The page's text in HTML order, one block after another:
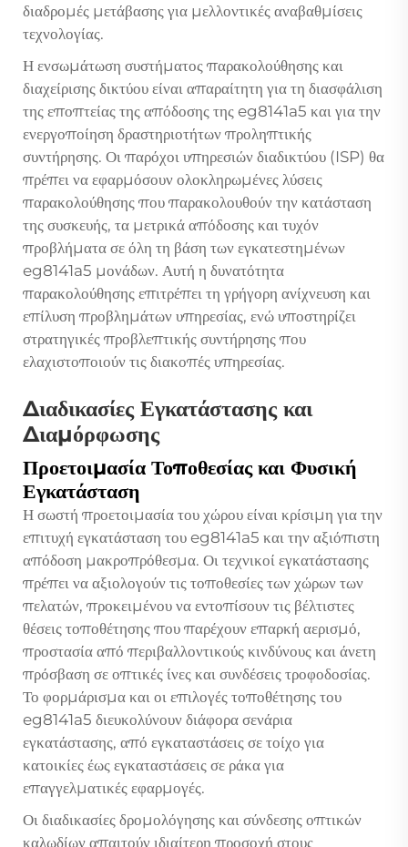
διαδρομές μετάβασης για μελλοντικές αναβαθμίσεις
τεχνολογίας.
Η ενσωμάτωση συστήματος παρακολούθησης και
διαχείρισης δικτύου είναι απαραίτητη για τη διασφάλιση
της εποπτείας της απόδοσης της eg8141a5 και για την
ενεργοποίηση δραστηριοτήτων προληπτικής
συντήρησης. Οι παρόχοι υπηρεσιών διαδικτύου (ISP) θα
πρέπει να εφαρμόσουν ολοκληρωμένες λύσεις
παρακολούθησης που παρακολουθούν την κατάσταση
της συσκευής, τα μετρικά απόδοσης και τυχόν
προβλήματα σε όλη τη βάση των εγκατεστημένων
eg8141a5 μονάδων. Αυτή η δυνατότητα
παρακολούθησης επιτρέπει τη γρήγορη ανίχνευση και
επίλυση προβλημάτων υπηρεσίας, ενώ υποστηρίζει
στρατηγικές προβλεπτικής συντήρησης που
ελαχιστοποιούν τις διακοπές υπηρεσίας.
Διαδικασίες Εγκατάστασης και
Διαμόρφωσης
Προετοιμασία Τοποθεσίας και Φυσική
Εγκατάσταση
Η σωστή προετοιμασία του χώρου είναι κρίσιμη για την
επιτυχή εγκατάσταση του eg8141a5 και την αξιόπιστη
απόδοση μακροπρόθεσμα. Οι τεχνικοί εγκατάστασης
πρέπει να αξιολογούν τις τοποθεσίες των χώρων των
πελατών, προκειμένου να εντοπίσουν τις βέλτιστες
θέσεις τοποθέτησης που παρέχουν επαρκή αερισμό,
προστασία από περιβαλλοντικούς κινδύνους και άνετη
πρόσβαση σε οπτικές ίνες και συνδέσεις τροφοδοσίας.
Το φορμάρισμα και οι επιλογές τοποθέτησης του
eg8141a5 διευκολύνουν διάφορα σενάρια
εγκατάστασης, από εγκαταστάσεις σε τοίχο για
κατοικίες έως εγκαταστάσεις σε ράκα για
επαγγελματικές εφαρμογές.
Οι διαδικασίες δρομολόγησης και σύνδεσης οπτικών
καλωδίων απαιτούν ιδιαίτερη προσοχή στους